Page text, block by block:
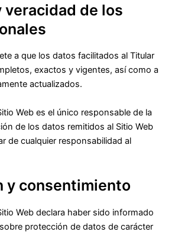
veracidad de los
a que los datos facilitados al Titular
exactos y vigentes, así como a
actualizados.
Web es el único responsable de la
de los datos remitidos al Sitio Web
de cualquier responsabilidad al
y consentimiento
Web declara haber sido informado
protección de datos de carácter